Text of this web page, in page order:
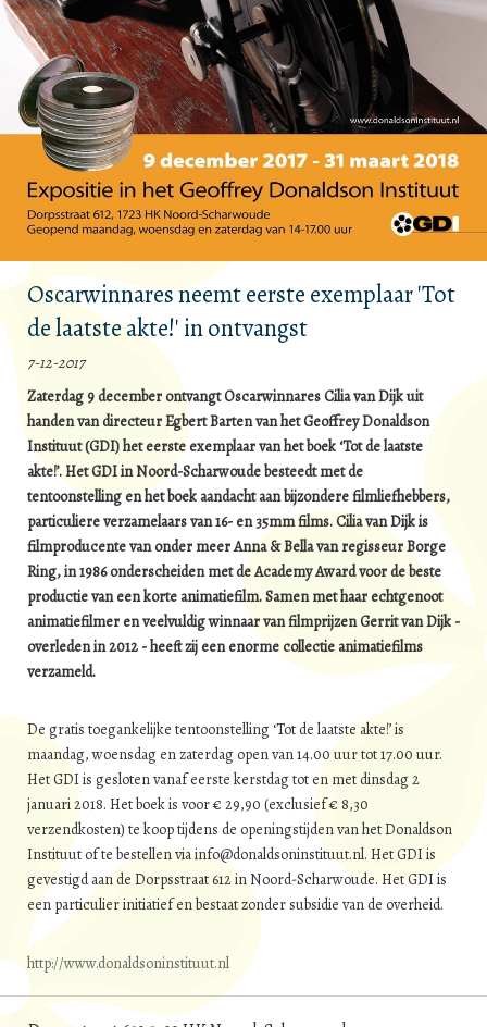
Oscarwinnares neemt eerste exemplaar 'Tot
de laatste akte!' in ontvangst
7-12-2017
Zaterdag 9 december ontvangt Oscarwinnares Cilia van Dijk uit
handen van directeur Egbert Barten van het Geoffrey Donaldson
Instituut (GDI) het eerste exemplaar van het boek ‘Tot de laatste
akte!’. Het GDI in Noord-Scharwoude besteedt met de
tentoonstelling en het boek aandacht aan bijzondere filmliefhebbers,
particuliere verzamelaars van 16- en 35mm films. Cilia van Dijk is
filmproducente van onder meer Anna & Bella van regisseur Borge
Ring, in 1986 onderscheiden met de Academy Award voor de beste
productie van een korte animatiefilm. Samen met haar echtgenoot
animatiefilmer en veelvuldig winnaar van filmprijzen Gerrit van Dijk -
overleden in 2012 - heeft zij een enorme collectie animatiefilms
verzameld.
De gratis toegankelijke tentoonstelling ‘Tot de laatste akte!’ is
maandag, woensdag en zaterdag open van 14.00 uur tot 17.00 uur.
Het GDI is gesloten vanaf eerste kerstdag tot en met dinsdag 2
januari 2018. Het boek is voor € 29,90 (exclusief € 8,30
verzendkosten) te koop tijdens de openingstijden van het Donaldson
Instituut of te bestellen via info@donaldsoninstituut.nl. Het GDI is
gevestigd aan de Dorpsstraat 612 in Noord-Scharwoude. Het GDI is
een particulier initiatief en bestaat zonder subsidie van de overheid.
http://www.donaldsoninstituut.nl